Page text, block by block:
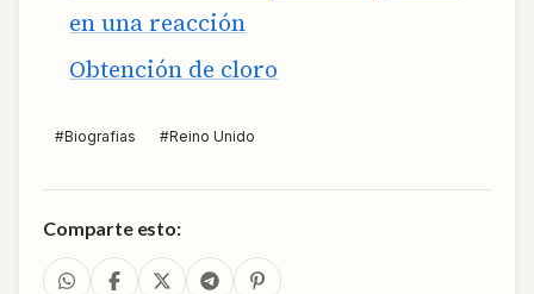
en una reacción
Obtención de cloro
#Biografias #Reino Unido
Comparte esto: